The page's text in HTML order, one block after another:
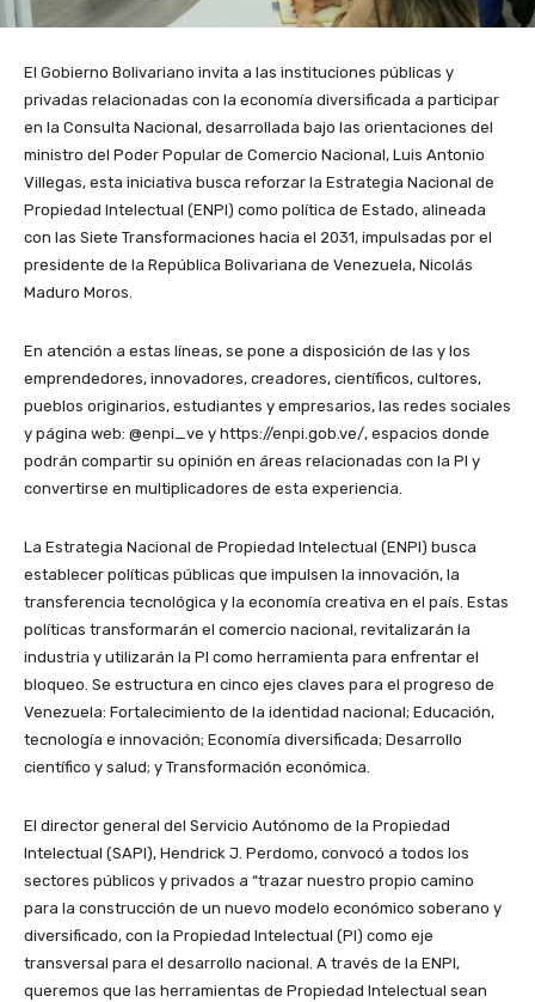
El Gobierno Bolivariano invita a las instituciones públicas y
privadas relacionadas con la economía diversificada a participar
en la Consulta Nacional, desarrollada bajo las orientaciones del
ministro del Poder Popular de Comercio Nacional, Luis Antonio
Villegas, esta iniciativa busca reforzar la Estrategia Nacional de
Propiedad Intelectual (ENPI) como política de Estado, alineada
con las Siete Transformaciones hacia el 2031, impulsadas por el
presidente de la República Bolivariana de Venezuela, Nicolás
Maduro Moros.
En atención a estas líneas, se pone a disposición de las y los
emprendedores, innovadores, creadores, científicos, cultores,
pueblos originarios, estudiantes y empresarios, las redes sociales
y página web: @enpi_ve y https://enpi.gob.ve/, espacios donde
podrán compartir su opinión en áreas relacionadas con la PI y
convertirse en multiplicadores de esta experiencia.
La Estrategia Nacional de Propiedad Intelectual (ENPI) busca
establecer políticas públicas que impulsen la innovación, la
transferencia tecnológica y la economía creativa en el país. Estas
políticas transformarán el comercio nacional, revitalizarán la
industria y utilizarán la PI como herramienta para enfrentar el
bloqueo. Se estructura en cinco ejes claves para el progreso de
Venezuela: Fortalecimiento de la identidad nacional; Educación,
tecnología e innovación; Economía diversificada; Desarrollo
científico y salud; y Transformación económica.
El director general del Servicio Autónomo de la Propiedad
Intelectual (SAPI), Hendrick J. Perdomo, convocó a todos los
sectores públicos y privados a “trazar nuestro propio camino
para la construcción de un nuevo modelo económico soberano y
diversificado, con la Propiedad Intelectual (PI) como eje
transversal para el desarrollo nacional. A través de la ENPI,
queremos que las herramientas de Propiedad Intelectual sean